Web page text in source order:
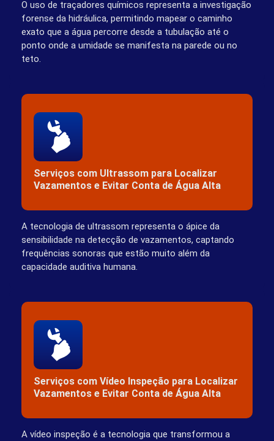
O uso de traçadores químicos representa a investigação
forense da hidráulica, permitindo mapear o caminho
exato que a água percorre desde a tubulação até o
ponto onde a umidade se manifesta na parede ou no
teto.
Serviços com Ultrassom para Localizar
Vazamentos e Evitar Conta de Água Alta
A tecnologia de ultrassom representa o ápice da
sensibilidade na detecção de vazamentos, captando
frequências sonoras que estão muito além da
capacidade auditiva humana.
Serviços com Vídeo Inspeção para Localizar
Vazamentos e Evitar Conta de Água Alta
A vídeo inspeção é a tecnologia que transformou a